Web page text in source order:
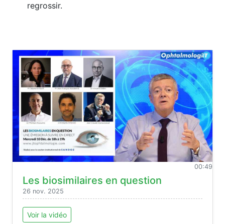
regrossir.
00:49
Les biosimilaires en question
26 nov. 2025
Voir la vidéo